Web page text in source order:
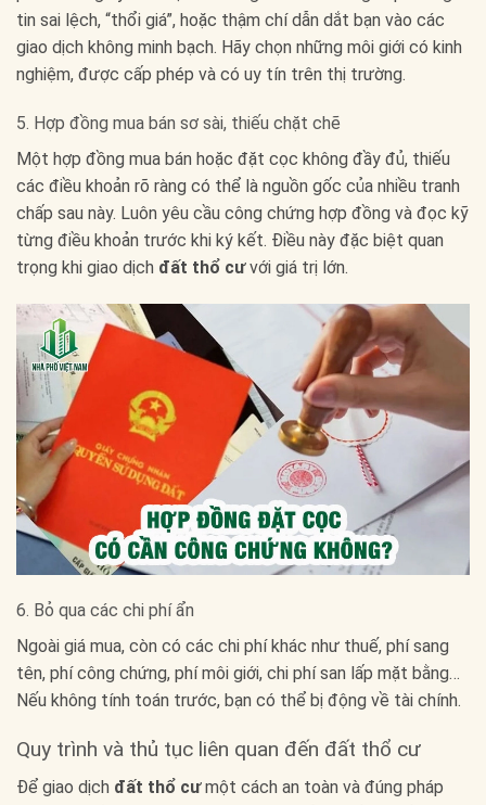
tin sai lệch, “thổi giá”, hoặc thậm chí dẫn dắt bạn vào các
giao dịch không minh bạch. Hãy chọn những môi giới có kinh
nghiệm, được cấp phép và có uy tín trên thị trường.
5. Hợp đồng mua bán sơ sài, thiếu chặt chẽ
Một hợp đồng mua bán hoặc đặt cọc không đầy đủ, thiếu
các điều khoản rõ ràng có thể là nguồn gốc của nhiều tranh
chấp sau này. Luôn yêu cầu công chứng hợp đồng và đọc kỹ
từng điều khoản trước khi ký kết. Điều này đặc biệt quan
trọng khi giao dịch đất thổ cưvới giá trị lớn.
6. Bỏ qua các chi phí ẩn
Ngoài giá mua, còn có các chi phí khác như thuế, phí sang
tên, phí công chứng, phí môi giới, chi phí san lấp mặt bằng…
Nếu không tính toán trước, bạn có thể bị động về tài chính.
Quy trình và thủ tục liên quan đến đất thổ cư
Để giao dịch đất thổ cưmột cách an toàn và đúng pháp